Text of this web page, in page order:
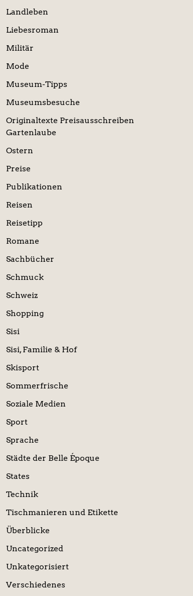
Landleben
Liebesroman
Militär
Mode
Museum-Tipps
Museumsbesuche
Originaltexte Preisausschreiben
Gartenlaube
Ostern
Preise
Publikationen
Reisen
Reisetipp
Romane
Sachbücher
Schmuck
Schweiz
Shopping
Sisi
Sisi, Familie & Hof
Skisport
Sommerfrische
Soziale Medien
Sport
Sprache
Städte der Belle Époque
States
Technik
Tischmanieren und Etikette
Überblicke
Uncategorized
Unkategorisiert
Verschiedenes